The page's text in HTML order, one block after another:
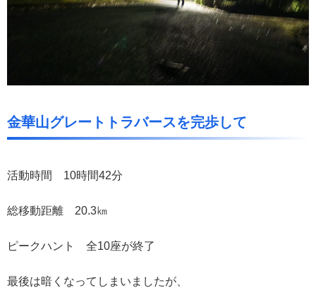
金華山グレートトラバースを完歩して
活動時間 10時間42分
総移動距離 20.3㎞
ピークハント 全10座が終了
最後は暗くなってしまいましたが、